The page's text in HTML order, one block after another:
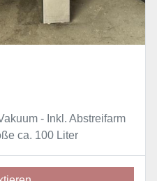
- Inkl. Abstreifarm
ca. 100 Liter